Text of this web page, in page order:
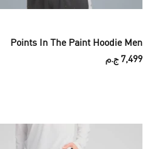
Points In The Paint Hoodie Men
7,499 ج.م